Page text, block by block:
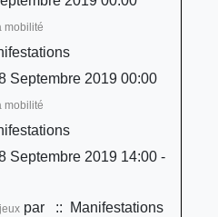
mobilité
Septembre 2019 00:00
mobilité
Septembre 2019 14:00 -
par
:: Manifestations